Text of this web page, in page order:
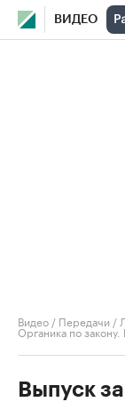
ВИДЕО
Видео / Передачи /
Органика по
Выпуск